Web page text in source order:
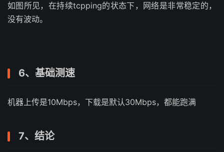
如图所见，在持续tcpping的状态下，网络是非常稳定的，
没有波动。
6、基础测速
机器上传是10Mbps，下载是默认30Mbps，都能跑满
7、结论